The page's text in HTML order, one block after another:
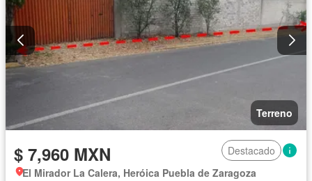
Terreno
$ 7,960 MXN
Destacado
El Mirador La Calera, Heróica Puebla de Zaragoza